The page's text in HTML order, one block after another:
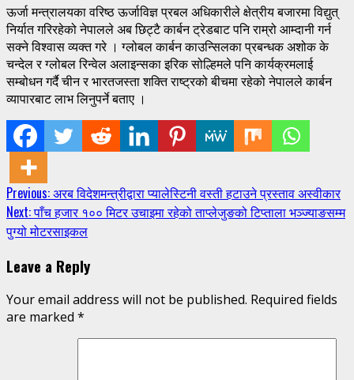
ऊर्जा मन्त्रालयका वरिष्ठ ऊर्जाविज्ञ प्रबल अधिकारीले क्षेत्रीय बजारमा विद्युत्
निर्यात गरिरहेको नेपालले अब छिट्टै कार्बन ट्रेडबाट पनि राम्रो आम्दानी गर्न
सक्ने विश्वास व्यक्त गरे । ग्लोबल कार्बन काउन्सिलका प्रबन्धक अशोक के
चन्देल र ग्लोबल रिन्वेल अलाइन्सका इरिक सोल्हिमले पनि कार्यक्रमलाई
सम्बोधन गर्दै चीन र भारतजस्ता शक्ति राष्ट्रको बीचमा रहेको नेपालले कार्बन
व्यापारबाट लाभ लिनुपर्ने बताए ।
Continue
Reading
Previous:अरब विदेशमन्त्रीद्वारा प्यालेस्टिनी वस्ती हटाउने प्रस्ताव अस्वीकार
Next:पाँच हजार १०० मिटर उचाइमा रहेको ताप्लेजुङको टिप्ताला भञ्ज्याङसम्म
पुग्यो मोटरसाइकल
Leave a Reply
Your email address will not be published. Required fields
are marked *